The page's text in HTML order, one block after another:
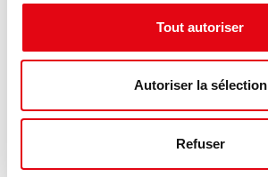
Tout autoriser
Autoriser la sélection
Refuser
Consommation énergétique :
Diagnostic en cours de réalisation